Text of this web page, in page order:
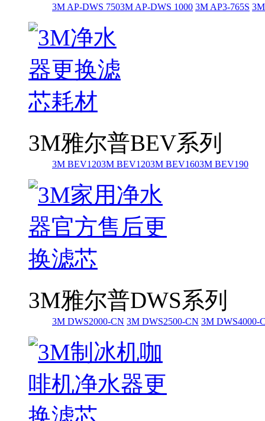
3M AP-DWS 7503M AP-DWS 1000 3M AP3-765S
3M雅尔普BEV系列
3M BEV1203M BEV1203M BEV1603M BEV190
3M雅尔普DWS系列
3M DWS2000-CN 3M DWS2500-CN 3M DWS4000-